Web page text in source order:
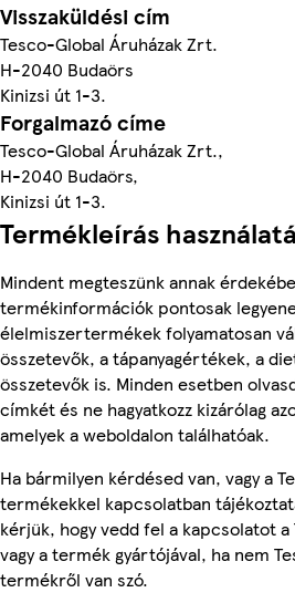
Visszaküldési cím
Tesco-Global Áruházak Zrt.
H-2040 Budaörs
Kinizsi út 1-3.
Forgalmazó címe
Tesco-Global Áruházak Zrt.,
H-2040 Budaörs,
Kinizsi út 1-3.
Termékleírás
Mindent megteszünk annak
termékinformációk pontosak
élelmiszertermékek folyamatosan
összetevők, a tápanyagértékek, a
összetevők is. Minden esetben
címkét és ne hagyatkozz kizárólag
amelyek a weboldalon találhatóak.
Ha bármilyen kérdésed van, vagy a
termékekkel kapcsolatban
kérjük, hogy vedd fel a kapcsolatot a
vagy a termék gyártójával, ha nem
termékről van szó.